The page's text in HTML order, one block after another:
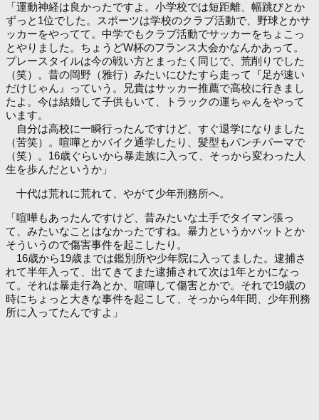
「運動神経は良かったですよ。小学校では短距離、幅跳びとか
ずっと1位でした。スポーツは学校のクラブ活動で、野球とかサ
ッカーをやってて。中学でもクラブ活動でサッカーをちょこっ
とやりました。ちょうどW杯のフランス大会かなんかあって。
プレースタイルは今の戦い方とまったく同じで、荒削りでした
（笑）。昔の岡野（雅行）みたいにひたすら走って『足が速い
だけじゃん』っていう。兄貴はサッカー推薦で高校に行きまし
たよ。今は結婚して子供もいて、トラックの運ちゃんをやって
います。
自分は高校に一瞬行ったんですけど、すぐ退学になりました
（苦笑）。喧嘩とかバイク通学したり、髪型もパンチパーマで
（笑）。16歳ぐらいから暴走族に入って、そっから変わった人
生を歩んだというか」
十代は荒れに荒れて、やがて少年刑務所へ。
「喧嘩もあったんですけど、昔みたいな土手でタイマン張っ
て、みたいなことはなかったですね。暴力というかバットとか
そういうので傷害事件を起こしたり。
16歳から19歳までは鑑別所や少年院に入ってました。逮捕さ
れて半年入って、出てきてまた逮捕されて次は1年とかになっ
て。それは暴走行為とか、喧嘩して傷害とかで。それで19歳の
時にちょっと大きな事件を起こして、そっから4年間、少年刑務
所に入ってたんですよ」